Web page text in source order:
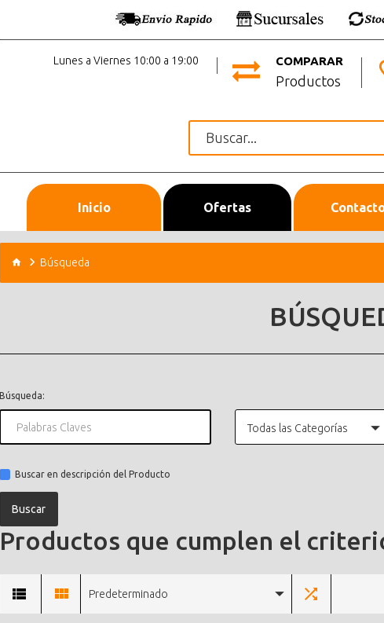
COMPARAR
Productos
Lunes a Viernes 10:00 a 19:00
Inicio Ofertas
Búsqueda
Búsqueda:
Todas las Categorías
Buscar en descripción del Producto
Productos que cumplen el
Predeterminado